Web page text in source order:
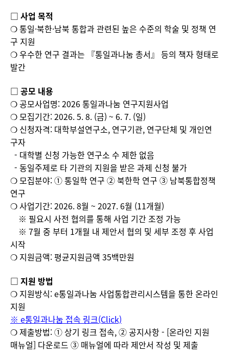
□ 사업 목적
❍ 통일·북한·남북 통합과 관련된 높은 수준의 학술 및 정책 연
구 지원
❍ 우수한 연구 결과는 『통일과나눔 총서』 등의 책자 형태로
발간
□ 공모 내용
❍ 공모사업명: 2026 통일과나눔 연구지원사업
❍ 모집기간: 2026. 5. 8. (금) ~ 6. 7. (일)
❍ 신청자격: 대학부설연구소, 연구기관, 연구단체 및 개인연
구자
- 대학별 신청 가능한 연구소 수 제한 없음
- 동일주제로 타 기관의 지원을 받은 과제 신청 불가
❍ 모집분야: ① 통일학 연구 ② 북한학 연구 ③ 남북통합정책
연구
❍ 사업기간: 2026. 8월 ~ 2027. 6월 (11개월)
※ 필요시 사전 협의를 통해 사업 기간 조정 가능
※ 7월 중 부터 1개월 내 제안서 협의 및 세부 조정 후 사업
시작
❍ 지원금액: 평균지원금액 35백만원
□ 지원 방법
❍ 지원방식: e통일과나눔 사업통합관리시스템을 통한 온라인
지원
※ e통일과나눔 접속 링크(Click)
❍ 제출방법: ① 상기 링크 접속, ② 공지사항 - [온라인 지원
매뉴얼] 다운로드 ③ 매뉴얼에 따라 제안서 작성 및 제출